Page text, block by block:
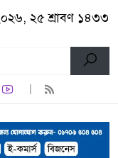
২৫ শ্রাবণ ১৪৩৩